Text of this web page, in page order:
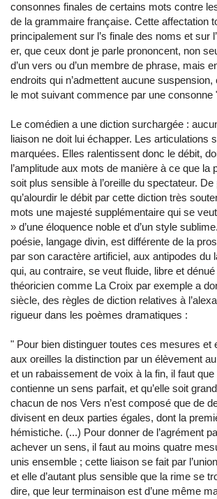
consonnes finales de certains mots contre
de la grammaire française. Cette affectation
principalement sur l’s finale des noms et sur
er, que ceux dont je parle prononcent, non
d’un vers ou d’un membre de phrase, mais
endroits qui n’admettent aucune
le mot suivant commence par une consonne
Le comédien a une diction surchargée :
liaison ne doit lui échapper. Les articulations
marquées. Elles ralentissent donc le débit,
l’amplitude aux mots de manière à ce que la
soit plus sensible à l’oreille du spectateur.
qu’alourdir le débit par cette diction très
mots une majesté supplémentaire qui se
» d’une éloquence noble et d’un style
poésie, langage divin, est différente de la
par son caractère artificiel, aux antipodes du
qui, au contraire, se veut fluide, libre et
théoricien comme La Croix par exemple a
siècle, des règles de diction relatives à
rigueur dans les poèmes dramatiques :
" Pour bien distinguer toutes ces mesures et
aux oreilles la distinction par un élèvement
et un rabaissement de voix à la fin, il faut
contienne un sens parfait, et qu’elle soit
chacun de nos Vers n’est composé que de
divisent en deux parties égales, dont la
hémistiche. (...) Pour donner de l’agrément
achever un sens, il faut au moins quatre
unis ensemble ; cette liaison se fait par
et elle d’autant plus sensible que la rime se
dire, que leur terminaison est d’une même